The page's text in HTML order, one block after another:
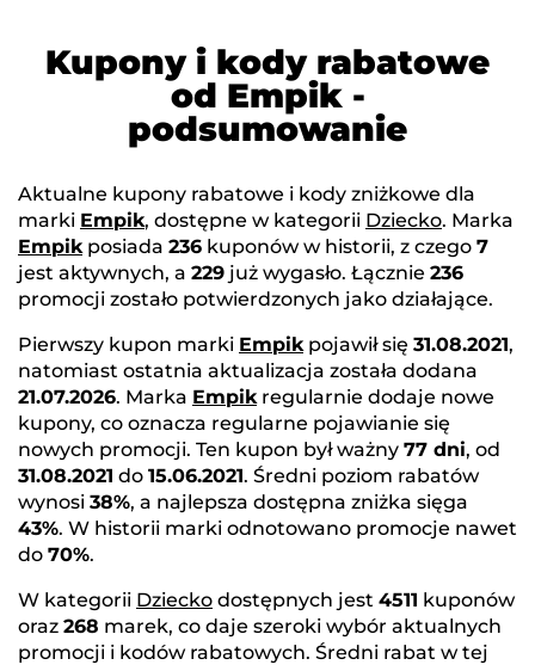
Kupony i kody rabatowe
od Empik -
podsumowanie
Aktualne kupony rabatowe i kody zniżkowe dla
marki Empik, dostępne w kategorii Dziecko. Marka
Empik posiada 236 kuponów w historii, z czego 7
jest aktywnych, a 229 już wygasło. Łącznie 236
promocji zostało potwierdzonych jako działające.
Pierwszy kupon marki Empik pojawił się 31.08.2021,
natomiast ostatnia aktualizacja została dodana
21.07.2026. Marka Empik regularnie dodaje nowe
kupony, co oznacza regularne pojawianie się
nowych promocji. Ten kupon był ważny 77 dni, od
31.08.2021 do 15.06.2021. Średni poziom rabatów
wynosi 38%, a najlepsza dostępna zniżka sięga
43%. W historii marki odnotowano promocje nawet
do 70%.
W kategorii Dziecko dostępnych jest 4511 kuponów
oraz 268 marek, co daje szeroki wybór aktualnych
promocji i kodów rabatowych. Średni rabat w tej